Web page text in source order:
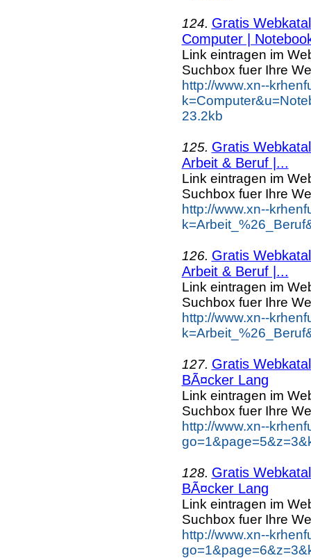
124. Gratis
Computer |
Link eintragen im
Suchbox fuer Ihre
http://www.xn--
23.2kb
125. Gratis
Arbeit & Beruf |...
Link eintragen im
Suchbox fuer Ihre
http://www.xn--
126. Gratis
Arbeit & Beruf |...
Link eintragen im
Suchbox fuer Ihre
http://www.xn--
127. Gratis
BÃ¤cker Lang
Link eintragen im
Suchbox fuer Ihre
http://www.xn--
128. Gratis
BÃ¤cker Lang
Link eintragen im
Suchbox fuer Ihre
http://www.xn--